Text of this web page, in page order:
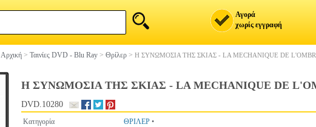
Αγορά
χωρίς εγγραφή
Αρχική > Ταινίες DVD - Blu Ray > Θρίλερ > Η ΣΥΝΩΜΟΣΙΑ ΤΗΣ ΣΚΙΑΣ - LA MECHANIQUE DE
Η ΣΥΝΩΜΟΣΙΑ ΤΗΣ ΣΚΙΑΣ - LA MECHANIQUE DE
DVD.10280
Κατηγορία ΘΡΙΛΕΡ •